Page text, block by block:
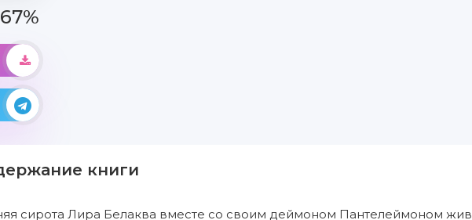
67%
книги
сирота Лира Белаква вместе со своим деймоном Пантелеймоном